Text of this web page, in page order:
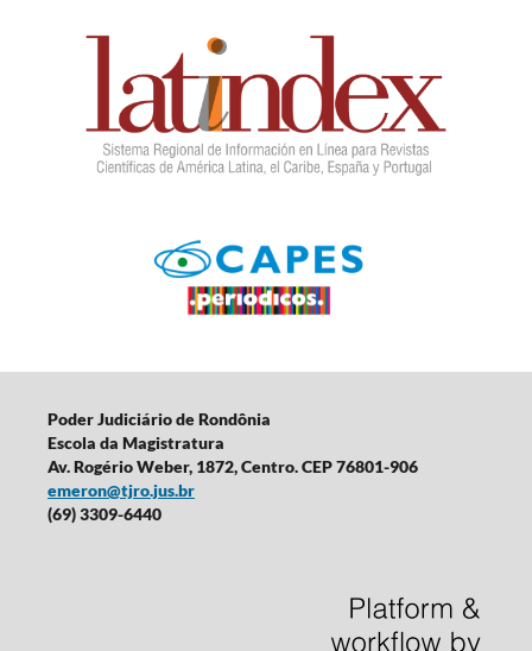
Poder Judiciário de Rondônia
Escola da Magistratura
Av. Rogério Weber, 1872, Centro. CEP 76801-906
emeron@tjro.jus.br
(69) 3309-6440